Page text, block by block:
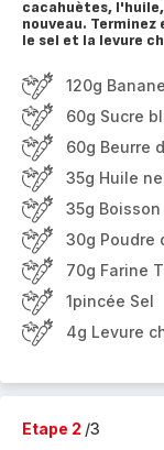
cacahuètes,
nouveau.
le sel et la levure
120g
60g Sucre
60g Beurre
35g Huile
35g
30g Poudre
70g Farine
1pincée Sel
4g Levure
Etape 2 /3